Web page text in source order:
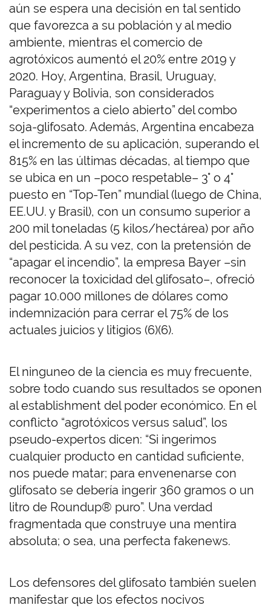
aún se espera una decisión en tal sentido
que favorezca a su población y al medio
ambiente, mientras el comercio de
agrotóxicos aumentó el 20% entre 2019 y
2020. Hoy, Argentina, Brasil, Uruguay,
Paraguay y Bolivia, son considerados
“experimentos a cielo abierto” del combo
soja-glifosato. Además, Argentina encabeza
el incremento de su aplicación, superando el
815% en las últimas décadas, al tiempo que
se ubica en un –poco respetable– 3° o 4°
puesto en “Top-Ten” mundial (luego de China,
EE.UU. y Brasil), con un consumo superior a
200 mil toneladas (5 kilos/hectárea) por año
del pesticida. A su vez, con la pretensión de
“apagar el incendio”, la empresa Bayer –sin
reconocer la toxicidad del glifosato–, ofreció
pagar 10.000 millones de dólares como
indemnización para cerrar el 75% de los
actuales juicios y litigios (6)(6).
El ninguneo de la ciencia es muy frecuente,
sobre todo cuando sus resultados se oponen
al establishment del poder económico. En el
conflicto “agrotóxicos versus salud”, los
pseudo-expertos dicen: “Si ingerimos
cualquier producto en cantidad suficiente,
nos puede matar; para envenenarse con
glifosato se debería ingerir 360 gramos o un
litro de Roundup® puro”. Una verdad
fragmentada que construye una mentira
absoluta; o sea, una perfecta fakenews.
Los defensores del glifosato también suelen
manifestar que los efectos nocivos